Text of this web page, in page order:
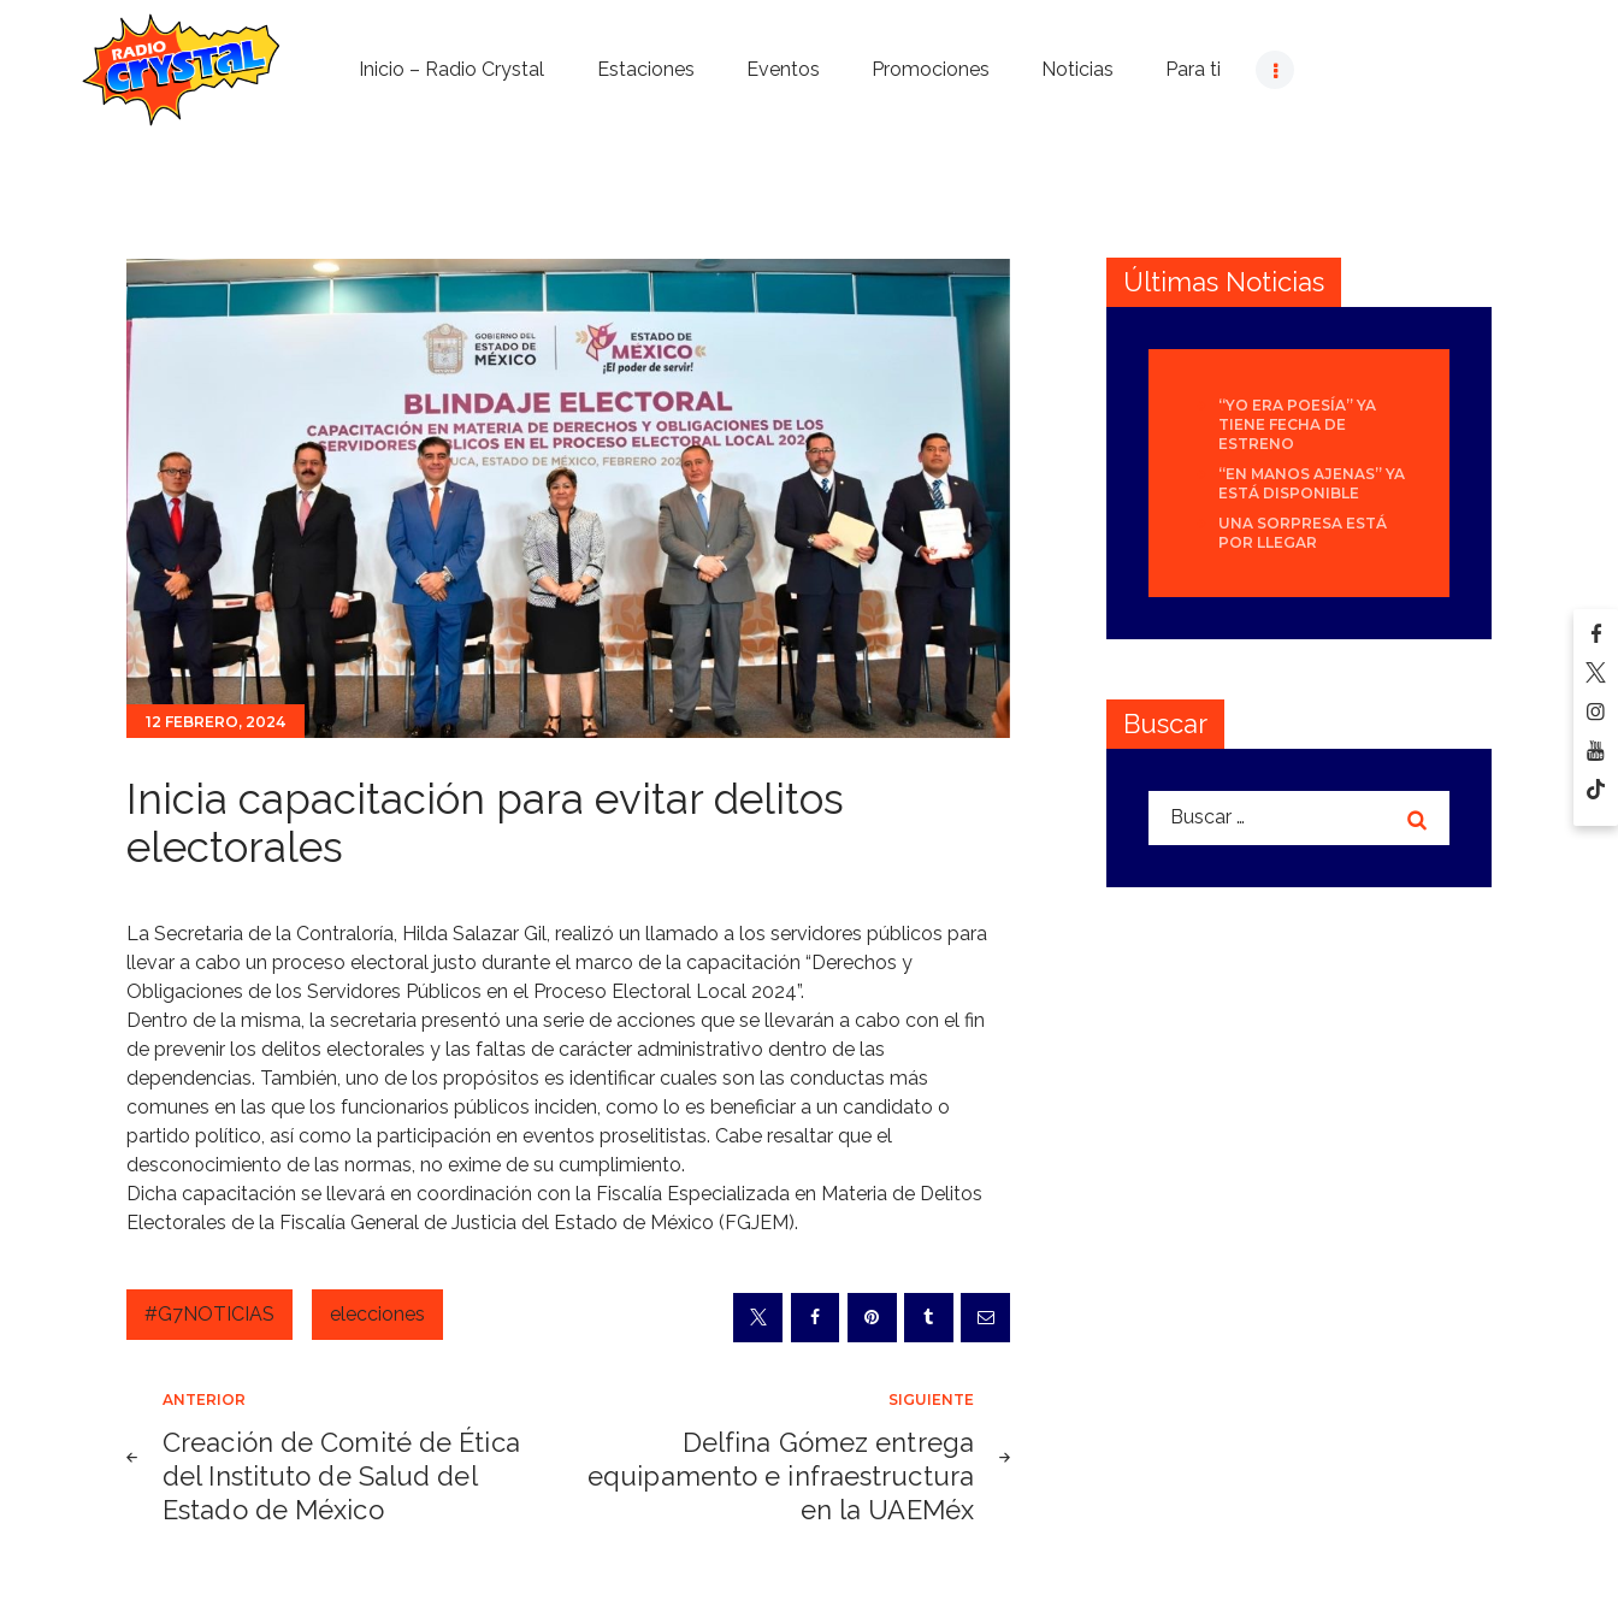
Inicio – Radio Crystal Estaciones Eventos Promociones Noticias Para ti
Noticias
Para ti
Contacto
12 FEBRERO, 2024
Inicia capacitación para evitar delitos
electorales
La Secretaria de la Contraloría, Hilda Salazar Gil, realizó un llamado a los servidores públicos para
llevar a cabo un proceso electoral justo durante el marco de la capacitación “Derechos y
Obligaciones de los Servidores Públicos en el Proceso Electoral Local 2024”.
Dentro de la misma, la secretaria presentó una serie de acciones que se llevarán a cabo con el fin
de prevenir los delitos electorales y las faltas de carácter administrativo dentro de las
dependencias. También, uno de los propósitos es identificar cuales son las conductas más
comunes en las que los funcionarios públicos inciden, como lo es beneficiar a un candidato o
partido político, así como la participación en eventos proselitistas. Cabe resaltar que el
desconocimiento de las normas, no exime de su cumplimiento.
Dicha capacitación se llevará en coordinación con la Fiscalía Especializada en Materia de Delitos
Electorales de la Fiscalía General de Justicia del Estado de México (FGJEM).
#G7NOTICIAS elecciones
Navegación
de
entradas
ANTERIOR
Creación de Comité de Ética
del Instituto de Salud del
Estado de México
SIGUIENTE
Delfina Gómez entrega
equipamento e infraestructura
en la UAEMéx
Últimas Noticias
“YO ERA POESÍA” YA
TIENE FECHA DE
ESTRENO
“EN MANOS AJENAS” YA
ESTÁ DISPONIBLE
UNA SORPRESA ESTÁ
POR LLEGAR
Buscar
Buscar: